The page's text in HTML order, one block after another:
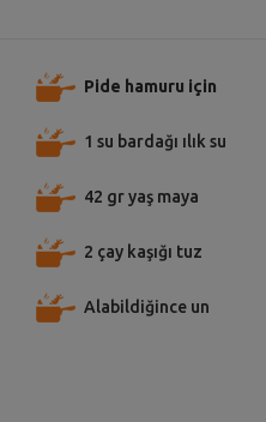
Pide hamuru için
1 su bardağı ılık su
42 gr yaş maya
2 çay kaşığı tuz
Alabildiğince un